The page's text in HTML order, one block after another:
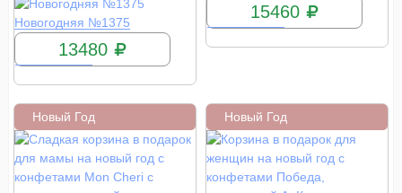
Новогодняя №1375
КУПИТЬ
13480
15460
Новый Год Новый Год